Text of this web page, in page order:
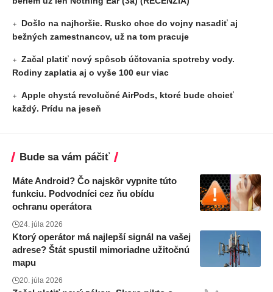
Došlo na najhoršie. Rusko chce do vojny nasadiť aj
bežných zamestnancov, už na tom pracuje
Začal platiť nový spôsob účtovania spotreby vody.
Rodiny zaplatia aj o vyše 100 eur viac
Apple chystá revolučné AirPods, ktoré bude chcieť
každý. Prídu na jeseň
Bude sa vám páčiť
Máte Android? Čo najskôr vypnite túto
funkciu. Podvodníci cez ňu obídu
ochranu operátora
24. júla 2026
Ktorý operátor má najlepší signál na vašej
adrese? Štát spustil mimoriadne užitočnú
mapu
20. júla 2026